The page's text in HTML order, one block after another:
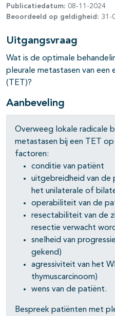
open- en
Publicatiedatum: 08-11-2024
Beoordeeld op geldigheid: 31-
Uitgangsvraag
Wat is de optimale
pleurale metastasen van een
(TET)?
Aanbeveling
Overweeg lokale radicale
metastasen bij een TET
factoren:
conditie van patiënt
uitgebreidheid van de
het unilaterale of
operabiliteit van de
resectabiliteit van de
resectie verwacht
snelheid van
gekend)
agressiviteit van het
thymuscarcinoom)
wens van de patiënt.
Bespreek patiënten met